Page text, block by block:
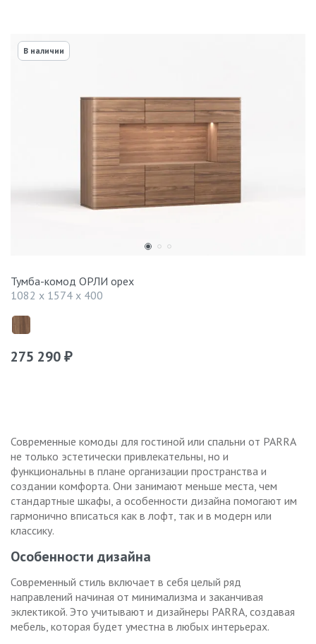
В наличии
Тумба-комод ОРЛИ орех
1082 x 1574 x 400
275 290 ₽
Современные комоды для гостиной или спальни от PARRA
не только эстетически привлекательны, но и
функциональны в плане организации пространства и
создании комфорта. Они занимают меньше места, чем
стандартные шкафы, а особенности дизайна помогают им
гармонично вписаться как в лофт, так и в модерн или
классику.
Особенности дизайна
Современный стиль включает в себя целый ряд
направлений начиная от минимализма и заканчивая
эклектикой. Это учитывают и дизайнеры PARRA, создавая
мебель, которая будет уместна в любых интерьерах.